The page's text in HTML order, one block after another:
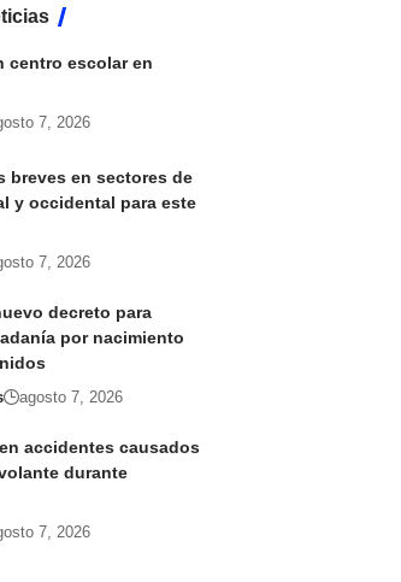
centro escolar en
7, 2026
breves en sectores de
y occidental para este
7, 2026
decreto para
por nacimiento
agosto 7, 2026
accidentes causados
durante
7, 2026